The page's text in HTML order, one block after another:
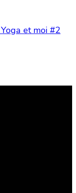
et moi #2